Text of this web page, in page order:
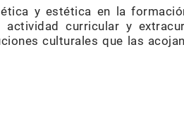
y estética en la
curricular y
culturales que las